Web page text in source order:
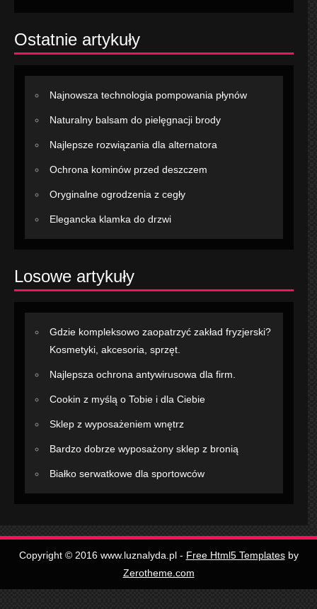
Ostatnie artykuły
Najnowsza technologia pompowania płynów
Naturalny balsam do pielęgnacji brody
Najlepsze rozwiązania dla alternatora
Ochrona kominów przed deszczem
Oryginalne ogrodzenia z cegły
Elegancka klamka do drzwi
Losowe artykuły
Gdzie kompleksowo zaopatrzyć zakład fryzjerski?
Kosmetyki, akcesoria, sprzęt.
Najlepsza ochrona antywirusowa dla firm.
Cookin z myślą o Tobie i dla Ciebie
Sklep z wyposażeniem wnętrz
Bardzo dobrze wyposażony sklep z bronią
Białko serwatkowe dla sportowców
Copyright © 2016 www.luznalyda.pl - Free Html5 Templatesby
Zerotheme.com